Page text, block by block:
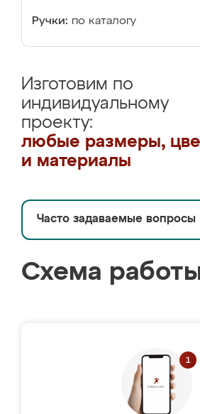
Ручки: по каталогу
Изготовим по
индивидуальному
проекту:
любые размеры,
и материалы
Часто задаваемые вопросы
Схема